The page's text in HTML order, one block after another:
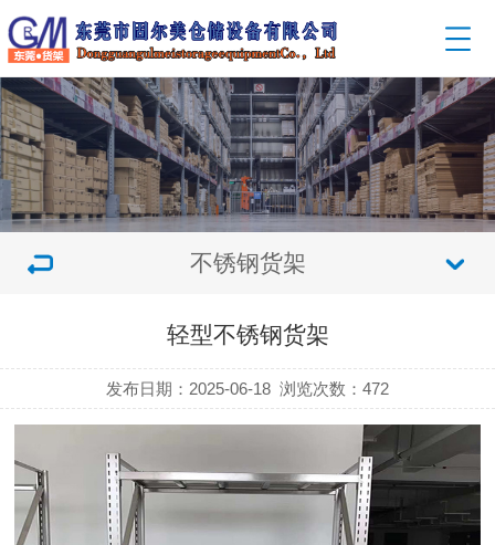
不锈钢货架
轻型不锈钢货架
发布日期：2025-06-18 浏览次数：472